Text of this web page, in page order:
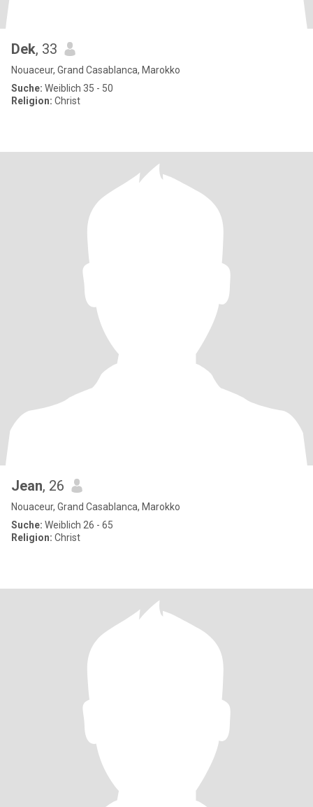
Dek, 33
Nouaceur, Grand Casablanca, Marokko
Suche: Weiblich 35 - 50
Religion: Christ
Jean, 26
Nouaceur, Grand Casablanca, Marokko
Suche: Weiblich 26 - 65
Religion: Christ